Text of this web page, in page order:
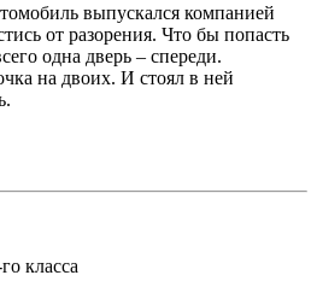
выпускался компанией
от разорения. Что бы попасть
одна дверь – спереди.
на двоих. И стоял в ней
класса